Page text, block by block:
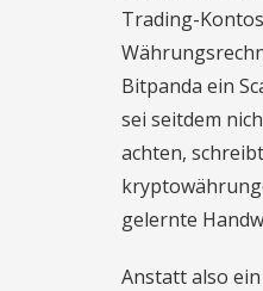
Trading-
Bitpanda ein
sei seitdem
achten,
gelernte
Anstatt also